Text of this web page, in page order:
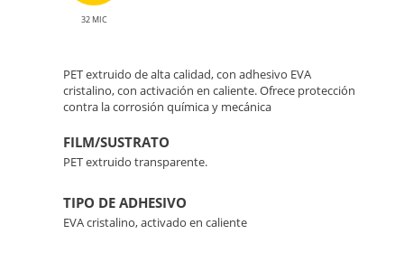
32 MIC
PET extruido de alta calidad, con adhesivo EVA
cristalino, con activación en caliente. Ofrece protección
contra la corrosión química y mecánica
FILM/SUSTRATO
PET extruido transparente.
TIPO DE ADHESIVO
EVA cristalino, activado en caliente